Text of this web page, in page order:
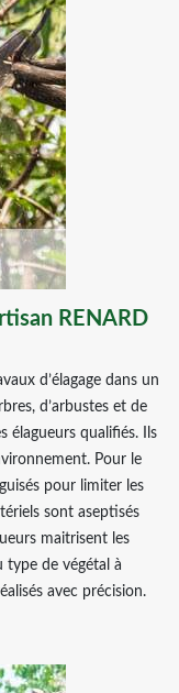
RENARD
d’élagage dans un
d’arbustes et de
élagueurs qualifiés. Ils
Pour le
pour limiter les
sont aseptisés
maitrisent les
type de végétal à
avec précision.